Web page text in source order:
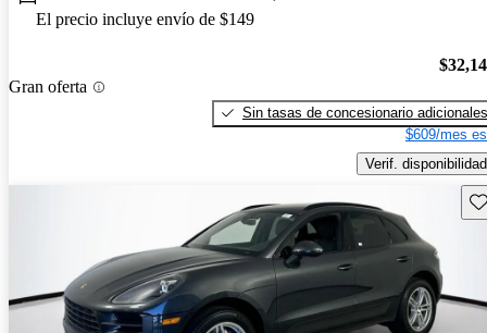
El precio incluye envío de $149
Gran oferta
Sin tasas de concesionario adicionales
$609/mes
Verif. disponibilidad